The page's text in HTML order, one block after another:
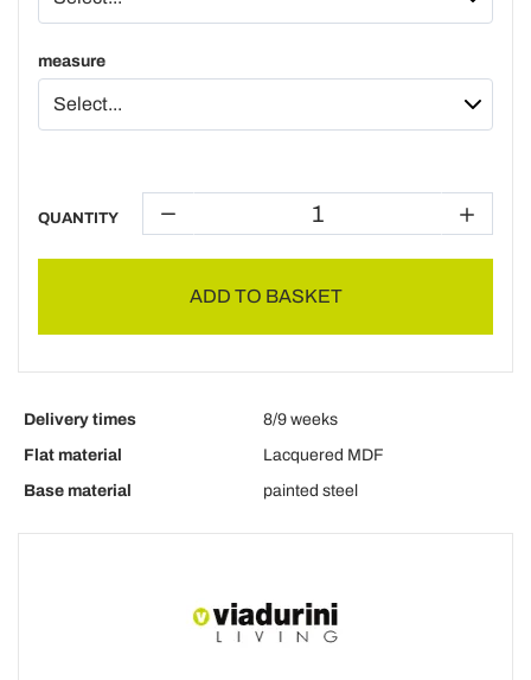
measure
QUANTITY
ADD TO BASKET
Delivery times
8/9 weeks
Flat material
Lacquered MDF
Base material
painted steel